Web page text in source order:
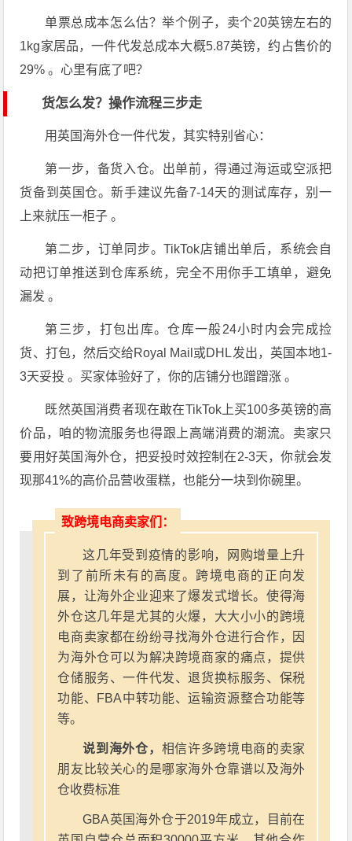
单票总成本怎么估？举个例子，卖个20英镑左右的
1kg家居品，一件代发总成本大概5.87英镑，约占售价的
29% 。心里有底了吧？
货怎么发？操作流程三步走
用英国海外仓一件代发，其实特别省心：
第一步，备货入仓。出单前，得通过海运或空派把
货备到英国仓。新手建议先备7-14天的测试库存，别一
上来就压一柜子 。
第二步，订单同步。TikTok店铺出单后，系统会自
动把订单推送到仓库系统，完全不用你手工填单，避免
漏发 。
第三步，打包出库。仓库一般24小时内会完成捡
货、打包，然后交给Royal Mail或DHL发出，英国本地1-
3天妥投 。买家体验好了，你的店铺分也蹭蹭涨 。
既然英国消费者现在敢在TikTok上买100多英镑的高
价品，咱的物流服务也得跟上高端消费的潮流。卖家只
要用好英国海外仓，把妥投时效控制在2-3天，你就会发
现那41%的高价品营收蛋糕，也能分一块到你碗里。
致跨境电商卖家们：
这几年受到疫情的影响，网购增量上升
到了前所未有的高度。跨境电商的正向发
展，让海外企业迎来了爆发式增长。使得海
外仓这几年是尤其的火爆，大大小小的跨境
电商卖家都在纷纷寻找海外仓进行合作，因
为海外仓可以为解决跨境商家的痛点，提供
仓储服务、一件代发、退货换标服务、保税
功能、FBA中转功能、运输资源整合功能等
等。
说到海外仓， 相信许多跨境电商的卖家
朋友比较关心的是哪家海外仓靠谱以及海外
仓收费标准
GBA英国海外仓于2019年成立，目前在